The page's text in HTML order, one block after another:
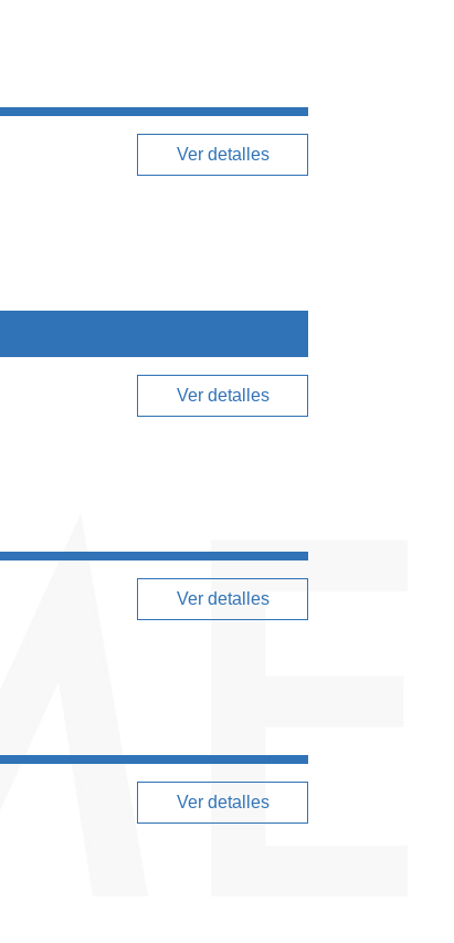
Ver detalles
Ver detalles
Ver detalles
Ver detalles